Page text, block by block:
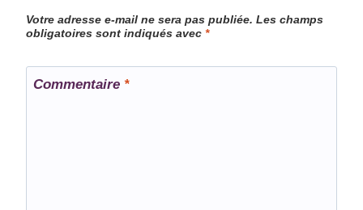
Votre adresse e-mail ne sera pas publiée. Les champs
obligatoires sont indiqués avec *
Commentaire *